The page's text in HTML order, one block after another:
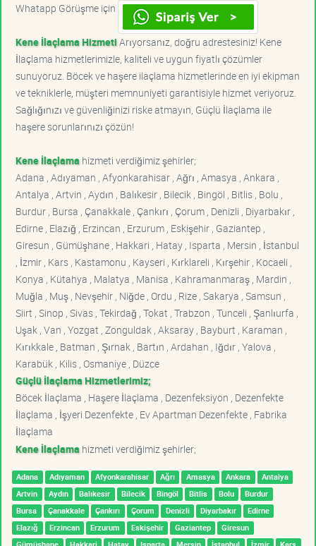
Whatapp Görüşme için
Kene İlaçlama HizmetiArıyorsanız, doğru adrestesiniz! Kene
İlaçlama hizmetlerimizle, kaliteli ve uygun fiyatlı çözümler
sunuyoruz. Böcek ve haşere ilaçlama hizmetlerinde en iyi ekipman
ve tekniklerle, müşteri memnuniyeti garantisiyle hizmet veriyoruz.
Sağlığınızı ve güvenliğinizi riske atmayın, Güçlü İlaçlama ile
haşere sorunlarınızı çözün!
Kene İlaçlama hizmeti verdiğimiz şehirler;
Adana , Adıyaman , Afyonkarahisar , Ağrı , Amasya , Ankara ,
Antalya , Artvin , Aydın , Balıkesir , Bilecik , Bingöl , Bitlis , Bolu ,
Burdur , Bursa , Çanakkale , Çankırı , Çorum , Denizli , Diyarbakır ,
Edirne , Elazığ , Erzincan , Erzurum , Eskişehir , Gaziantep ,
Giresun , Gümüşhane , Hakkari , Hatay , Isparta , Mersin , İstanbul
, İzmir , Kars , Kastamonu , Kayseri , Kırklareli , Kırşehir , Kocaeli ,
Konya , Kütahya , Malatya , Manisa , Kahramanmaraş , Mardin ,
Muğla , Muş , Nevşehir , Niğde , Ordu , Rize , Sakarya , Samsun ,
Siirt , Sinop , Sivas , Tekirdağ , Tokat , Trabzon , Tunceli , Şanlıurfa ,
Uşak , Van , Yozgat , Zonguldak , Aksaray , Bayburt , Karaman ,
Kırıkkale , Batman , Şırnak , Bartın , Ardahan , Iğdır , Yalova ,
Karabük , Kilis , Osmaniye , Düzce
Güçlü İlaçlama Hizmetlerimiz;
Böcek İlaçlama , Haşere İlaçlama , Dezenfeksiyon , Dezenfekte
İlaçlama , İşyeri Dezenfekte , Ev Apartman Dezenfekte , Fabrika
İlaçlama
Kene İlaçlama hizmeti verdiğimiz şehirler;
Adana Adıyaman Afyonkarahisar Ağrı Amasya Ankara
Antalya
Artvin
Aydın Balıkesir Bilecik Bingöl Bitlis Bolu
Burdur
Bursa
Çanakkale Çankırı Çorum Denizli Diyarbakır
Edirne
Elazığ
Erzincan Erzurum Eskişehir Gaziantep
Giresun